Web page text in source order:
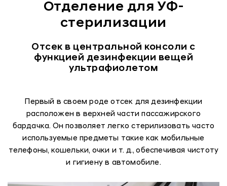
Отделение для УФ-
стерилизации
Отсек в центральной консоли с
функцией дезинфекции вещей
ультрафиолетом
Первый в своем роде отсек для дезинфекции
расположен в верхней части пассажирского
бардачка. Он позволяет легко стерилизовать часто
используемые предметы такие как мобильные
телефоны, кошельки, очки и т. д., обеспечивая чистоту
и гигиену в автомобиле.